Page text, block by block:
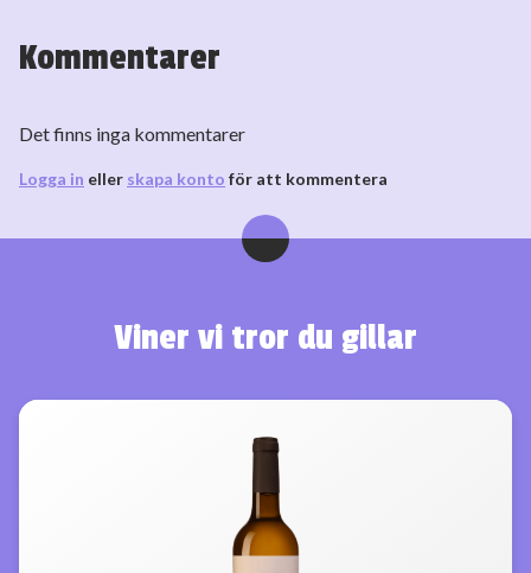
Kommentarer
Det finns inga kommentarer
Logga in eller skapa konto för att kommentera
Viner vi tror du gillar